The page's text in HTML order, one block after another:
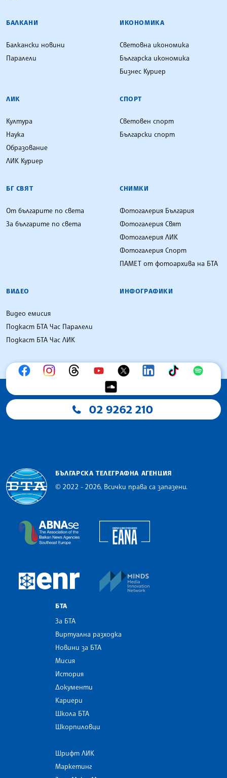
БАЛКАНИ
Балкански новини
Паралели
ИКОНОМИКА
Световна икономика
Българска икономика
Бизнес Куриер
ЛИК
Култура
Наука
Образование
ЛИК Куриер
СПОРТ
Световен спорт
Български спорт
БГ СВЯТ
От българите по света
За българите по света
СНИМКИ
Фотогалерия България
Фотогалерия Свят
Фотогалерия ЛИК
Фотогалерия Спорт
ПАМЕТ от фотоархива на БТА
ВИДЕО
Видео емисия
Подкаст БТА Час Паралели
Подкаст БТА Час ЛИК
ИНФОГРАФИКИ
02 9262 210
БЪЛГАРСКА ТЕЛЕГРАФНА АГЕНЦИЯ
© 2022 - 2026, Всички права са запазени.
The Assocoation of the Balkan News Agencies
European Newsroom
БТА
За БТА
Виртуална разходка
Новини за БТА
Мисия
История
Документи
Кариери
Школа БТА
Шкорпиловци
Шрифт ЛИК
Маркетинг